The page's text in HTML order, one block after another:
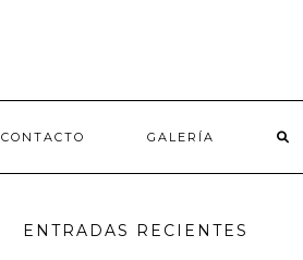
CONTACTO GALERÍA
ENTRADAS RECIENTES